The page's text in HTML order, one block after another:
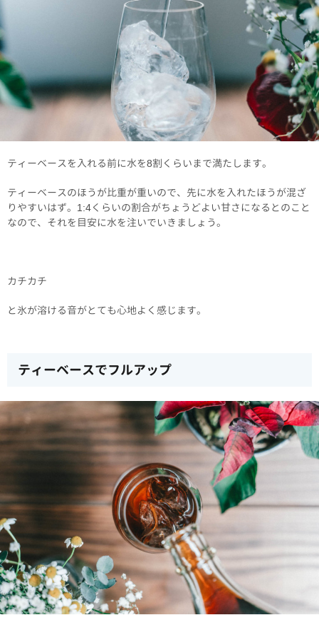
ティーベースを入れる前に水を8割くらいまで満たします。
ティーベースのほうが比重が重いので、先に水を入れたほうが混ざ
りやすいはず。1:4くらいの割合がちょうどよい甘さになるとのこと
なので、それを目安に水を注いでいきましょう。
カチカチ
と氷が溶ける音がとても心地よく感じます。
ティーベースでフルアップ